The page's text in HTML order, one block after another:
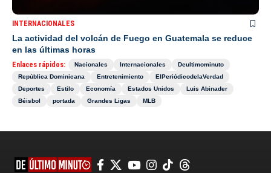
INTERNACIONALES
La actividad del volcán de Fuego en Guatemala se reduce
en las últimas horas
Enlaces rápidos: Nacionales Internacionales
Deultimominuto
República Dominicana
Entretenimiento
ElPeriódicodelaVerdad
Deportes
Estilo Economía Estados Unidos
Luis Abinader
Béisbol
portada Grandes Ligas MLB